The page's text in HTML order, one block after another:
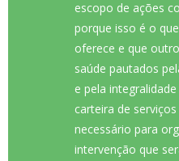
escopo de ações
porque isso é o
oferece e que
saúde pautados
e pela
carteira de
necessário para
intervenção que